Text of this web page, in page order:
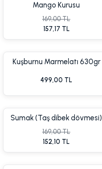
%5 İndirim
%10 İndirim
Mango Kurusu
169,00 TL
157,17 TL
Kuşburnu Marmelatı 630gr
499,00 TL
Sumak (Taş dibek dövmesi)
100gr
169,00 TL
152,10 TL